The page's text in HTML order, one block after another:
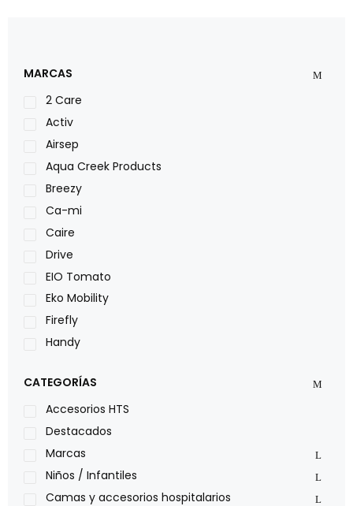
MARCAS
2 Care
Activ
Airsep
Aqua Creek Products
Breezy
Ca-mi
Caire
Drive
EIO Tomato
Eko Mobility
Firefly
Handy
Leggero
Lumex
Medical Store
Nidek
Oxiplus
Philips
CATEGORÍAS
Accesorios HTS
Destacados
Marcas
Niños / Infantiles
Camas y accesorios hospitalarios